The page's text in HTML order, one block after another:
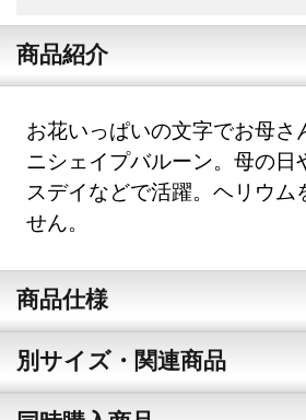
商品紹介
お花いっぱいの文字でお母さ
ニシェイプバルーン。母の日
スデイなどで活躍。ヘリウム
せん。
商品仕様
別サイズ・関連商品